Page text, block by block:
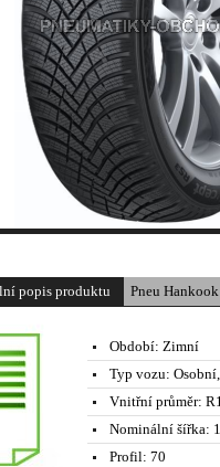
popis produktu Pneu
Období: Zimní
Typ vozu:
Vnitřní průměr:
Nominální šířka:
Profil: 70